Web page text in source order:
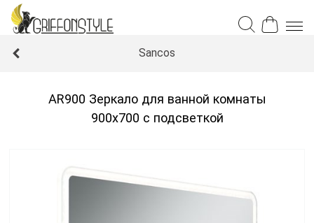
Sancos
AR900 Зеркало для ванной комнаты
900х700 с подсветкой